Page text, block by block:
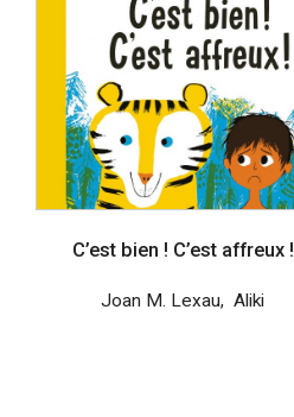
C’est bien ! C’est affreux !
Joan M. Lexau, Aliki